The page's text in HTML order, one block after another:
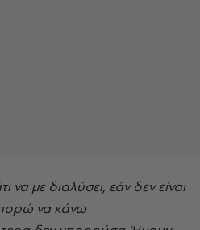
να με διαλύσει, εάν δεν είναι
να κάνω